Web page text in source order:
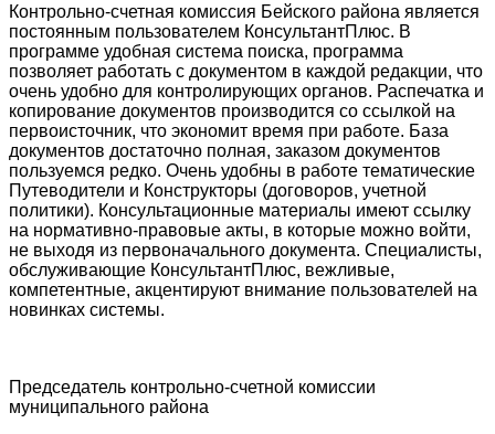
Контрольно-счетная комиссия Бейского района является
постоянным пользователем КонсультантПлюс. В
программе удобная система поиска, программа
позволяет работать с документом в каждой редакции, что
очень удобно для контролирующих органов. Распечатка и
копирование документов производится со ссылкой на
первоисточник, что экономит время при работе. База
документов достаточно полная, заказом документов
пользуемся редко. Очень удобны в работе тематические
Путеводители и Конструкторы (договоров, учетной
политики). Консультационные материалы имеют ссылку
на нормативно-правовые акты, в которые можно войти,
не выходя из первоначального документа. Специалисты,
обслуживающие КонсультантПлюс, вежливые,
компетентные, акцентируют внимание пользователей на
новинках системы.
Председатель контрольно-счетной комиссии
муниципального района